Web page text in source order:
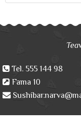
Tel. 555 144 98
Fama 10